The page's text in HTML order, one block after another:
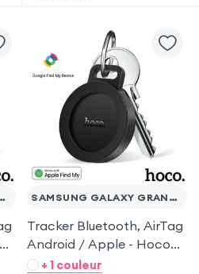
LITE I9060 SAMSUNG GALAXY GRAND LITE I9060
Tracker Bluetooth, AirTag
Android / Apple - Hoco
Noir pour Samsung
+ 1 couleur